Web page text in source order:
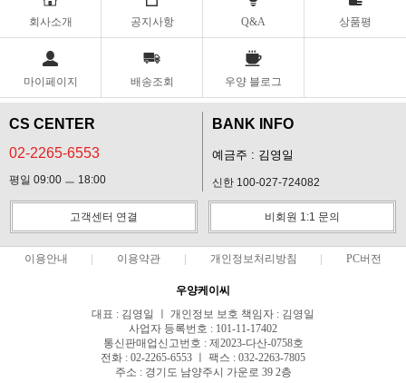
회사소개 공지사항 Q&A 상품평
마이페이지 배송조회 우양 블로그
CS CENTER
02-2265-6553
평일 09:00 ㅡ 18:00
BANK INFO
예금주 : 김영일
신한 100-027-724082
고객센터 연결 비회원 1:1 문의
이용안내 이용약관 개인정보처리방침 PC버전
우양케이씨
대표 : 김영일 ㅣ 개인정보 보호 책임자 : 김영일
사업자 등록번호 : 101-11-17402
통신판매업신고번호 : 제2023-다산-0758호
전화 : 02-2265-6553 ㅣ 팩스 : 032-2263-7805
주소 : 경기도 남양주시 가운로 39 2층